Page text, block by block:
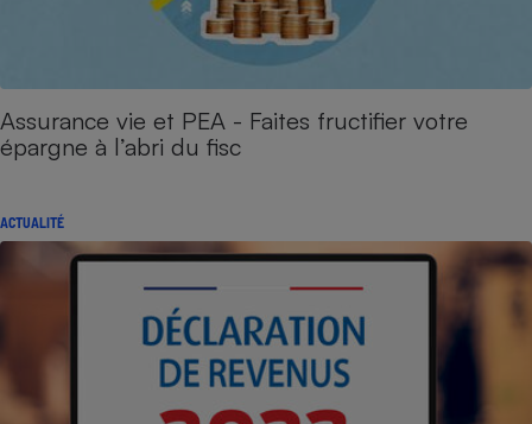
Assurance vie et PEA - Faites fructifier votre
épargne à l’abri du fisc
ACTUALITÉ